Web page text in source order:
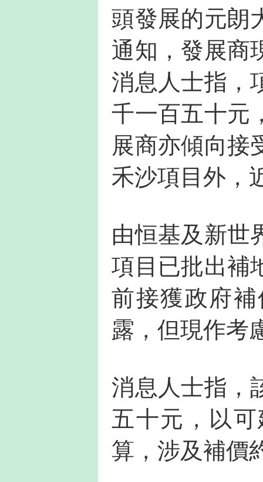
頭發展的元朗
通知，發展商
消息人士指，
千一百五十元
展商亦傾向接
禾沙項目外，
由恒基及新世
項目已批出補
前接獲政府
露，但現作考
消息人士指，
五十元，以
算，涉及補價